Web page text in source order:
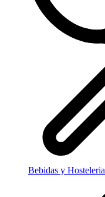
Bebidas y Hosteleria